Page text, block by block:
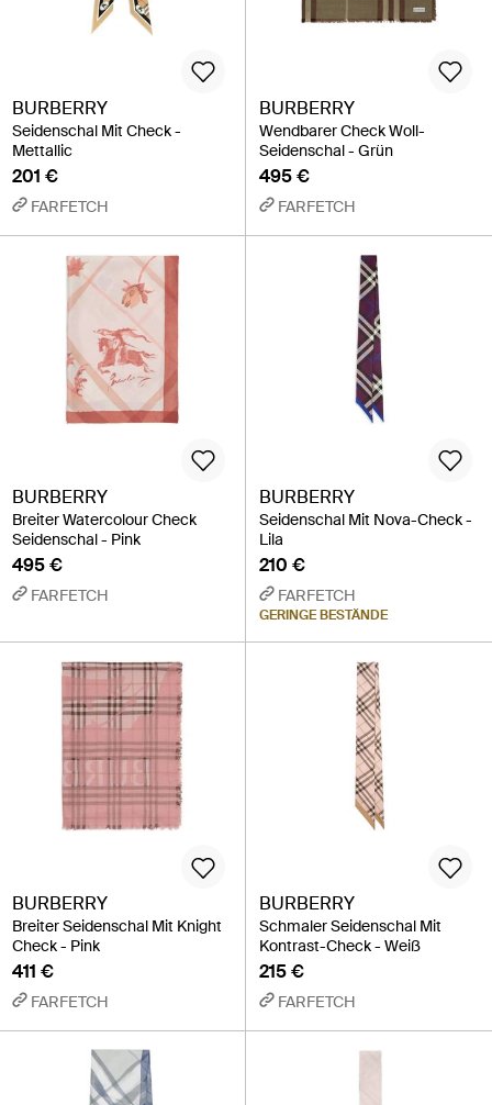
BURBERRY
Seidenschal Mit Check -
Mettallic
201 €
FARFETCH
BURBERRY
Wendbarer Check Woll-
Seidenschal - Grün
495 €
FARFETCH
BURBERRY
Breiter Watercolour Check
Seidenschal - Pink
495 €
FARFETCH
BURBERRY
Seidenschal Mit Nova-Check -
Lila
210 €
FARFETCH
GERINGE BESTÄNDE
BURBERRY
Breiter Seidenschal Mit Knight
Check - Pink
411 €
FARFETCH
BURBERRY
Schmaler Seidenschal Mit
Kontrast-Check - Weiß
215 €
FARFETCH